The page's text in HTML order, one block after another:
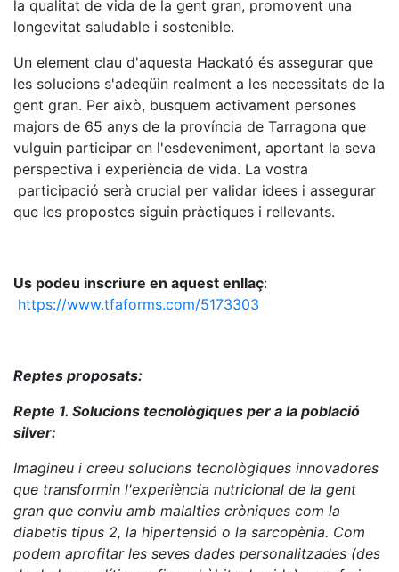
la qualitat de vida de la gent gran, promovent una
longevitat saludable i sostenible.
Un element clau d'aquesta Hackató és assegurar que
les solucions s'adeqüin realment a les necessitats de la
gent gran. Per això, busquem activament persones
majors de 65 anys de la província de Tarragona que
vulguin participar en l'esdeveniment, aportant la seva
perspectiva i experiència de vida. La vostra
participació serà crucial per validar idees i assegurar
que les propostes siguin pràctiques i rellevants.
Us podeu inscriure en aquest enllaç:
https://www.tfaforms.com/5173303
Reptes proposats:
Repte 1. Solucions tecnològiques per a la població
silver:
Imagineu i creeu solucions tecnològiques innovadores
que transformin l'experiència nutricional de la gent
gran que conviu amb malalties cròniques com la
diabetis tipus 2, la hipertensió o la sarcopènia. Com
podem aprofitar les seves dades personalitzades (des